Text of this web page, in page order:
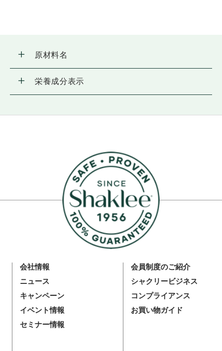
原材料名
栄養成分表示
会社情報
ニュース
キャンペーン
イベント情報
セミナー情報
会員制度のご紹介
シャクリービジネス
コンプライアンス
お買い物ガイド